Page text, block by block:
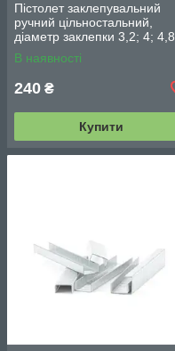
Пістолет заклепувальний
ручний цільностальний,
діаметр заклепки 3,2; 4; 4,8
мм INTERTOOL RT-0010
В наявності
240 ₴
Купити